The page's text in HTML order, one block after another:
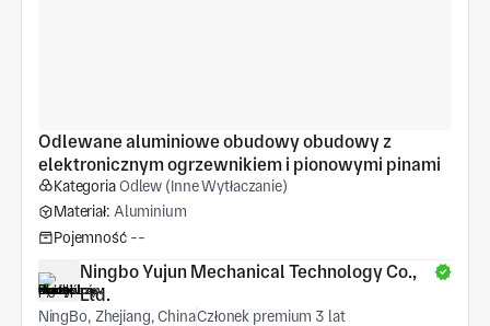
Odlewane aluminiowe obudowy obudowy z
elektronicznym ogrzewnikiem i pionowymi pinami
KategoriaOdlew (Inne Wytłaczanie)
Materiał: Aluminium
Pojemność --
Ningbo Yujun Mechanical Technology Co.,
Ltd.
NingBo, Zhejiang, ChinaCzłonek premium 3 lat